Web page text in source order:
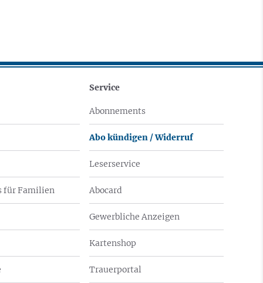
für Familien
Service
Abonnements
Abo kündigen / Widerruf
Leserservice
Abocard
Gewerbliche Anzeigen
Kartenshop
Trauerportal